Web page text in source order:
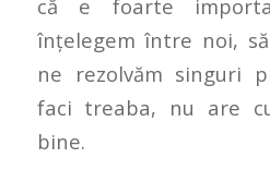
că e foarte
înțelegem între noi,
ne rezolvăm singuri
faci treaba, nu are
bine.